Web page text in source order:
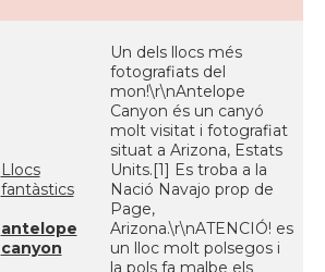
Llocs
fantàstics
antelope
canyon
Un dels llocs més
fotografiats del
mon!\r\nAntelope
Canyon és un canyó
molt visitat i fotografiat
situat a Arizona, Estats
Units.[1] Es troba a la
Nació Navajo prop de
Page,
Arizona.\r\nATENCIÓ! es
un lloc molt polsegos i
la pols fa malbe els